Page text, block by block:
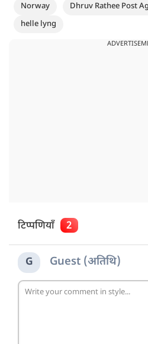
Norway
Dhruv Rathee Post
helle lyng
टिप्पणियाँ 2
G Guest (अतिथि)